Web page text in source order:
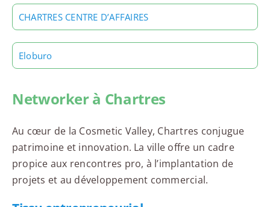
CHARTRES CENTRE D’AFFAIRES
Eloburo
Networker à Chartres
Au cœur de la Cosmetic Valley, Chartres conjugue
patrimoine et innovation. La ville offre un cadre
propice aux rencontres pro, à l’implantation de
projets et au développement commercial.